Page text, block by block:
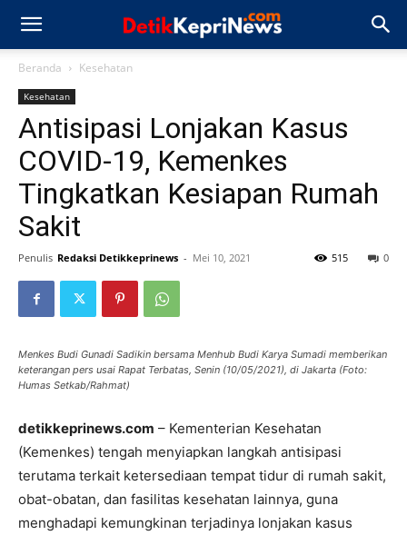
Beranda Kesehatan
Kesehatan
Antisipasi Lonjakan Kasus
COVID-19, Kemenkes
Tingkatkan Kesiapan Rumah
Sakit
Penulis Redaksi Detikkeprinews - Mei 10, 2021 0
515
Menkes Budi Gunadi Sadikin bersama Menhub Budi Karya Sumadi memberikan
keterangan pers usai Rapat Terbatas, Senin (10/05/2021), di Jakarta (Foto:
Humas Setkab/Rahmat)
detikkeprinews.com – Kementerian Kesehatan
(Kemenkes) tengah menyiapkan langkah antisipasi
terutama terkait ketersediaan tempat tidur di rumah sakit,
obat-obatan, dan fasilitas kesehatan lainnya, guna
menghadapi kemungkinan terjadinya lonjakan kasus